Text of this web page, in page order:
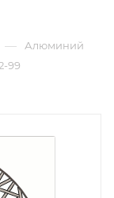
— Алюминий
99